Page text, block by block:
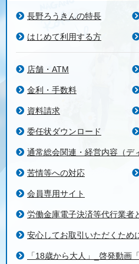
長野ろうきんの特長
はじめて利用する方
店舗・ATM
金利・手数料
資料請求
委任状ダウンロード
通常総会関連・経営内容（デ
苦情等への対応
会員専用サイト
労働金庫電子決済等代行業者
安心してお取引いただくため
「18歳から大人」_啓発動画